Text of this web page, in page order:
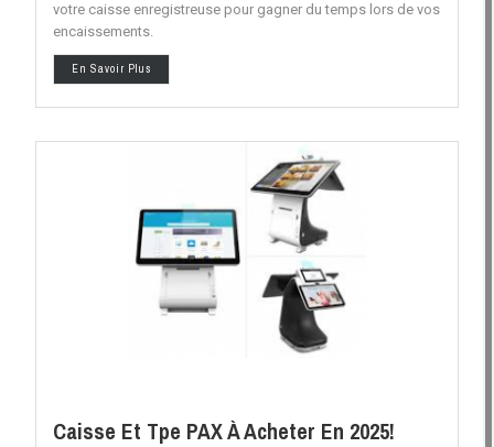
votre caisse enregistreuse pour gagner du temps lors de vos
encaissements.
En Savoir Plus
Caisse Et Tpe PAX À Acheter En 2025!